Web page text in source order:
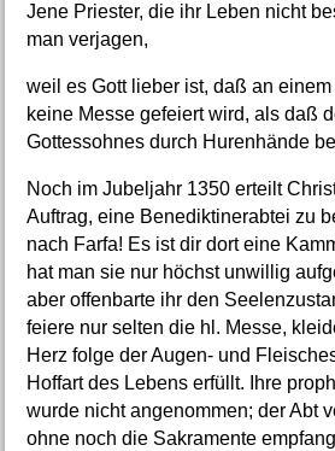
Jene Priester, die ihr Leben nicht
man verjagen,
weil es Gott lieber ist, daß an
keine Messe gefeiert wird, als daß
Gottessohnes durch Hurenhände
Noch im Jubeljahr 1350 erteilt
Auftrag, eine Benediktinerabtei zu
nach Farfa! Es ist dir dort eine
hat man sie nur höchst unwillig
aber offenbarte ihr den
feiere nur selten die hl. Messe,
Herz folge der Augen- und
Hoffart des Lebens erfüllt. Ihre
wurde nicht angenommen; der Abt
ohne noch die Sakramente